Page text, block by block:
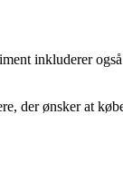
inkluderer
der ønsker at